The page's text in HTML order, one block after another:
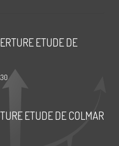
ETUDE DE
ETUDE DE COLMAR